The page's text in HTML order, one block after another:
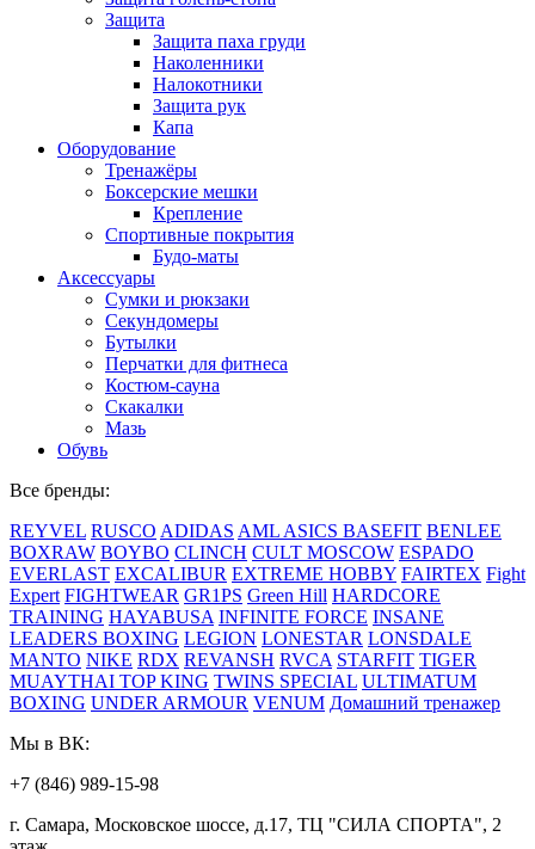
Защита
Защита паха груди
Наколенники
Налокотники
Защита рук
Капа
Оборудование
Тренажёры
Боксерские мешки
Крепление
Спортивные покрытия
Будо-маты
Аксессуары
Сумки и рюкзаки
Секундомеры
Бутылки
Перчатки для фитнеса
Костюм-сауна
Скакалки
Мазь
Обувь
Все бренды:
REYVEL RUSCO ADIDAS AML ASICS BASEFIT BENLEE
BOXRAW BOYBO CLINCH CULT MOSCOW ESPADO
EVERLAST EXCALIBUR EXTREME HOBBY FAIRTEX Fight
Expert FIGHTWEAR GR1PS Green Hill HARDCORE
TRAINING HAYABUSA INFINITE FORCE INSANE
LEADERS BOXING LEGION LONESTAR LONSDALE
MANTO NIKE RDX REVANSH RVCA STARFIT TIGER
MUAYTHAI TOP KING TWINS SPECIAL ULTIMATUM
BOXING UNDER ARMOUR VENUM Домашний тренажер
Мы в ВК:
+7 (846) 989-15-98
г. Самара, Московское шоссе, д.17, ТЦ "СИЛА СПОРТА", 2